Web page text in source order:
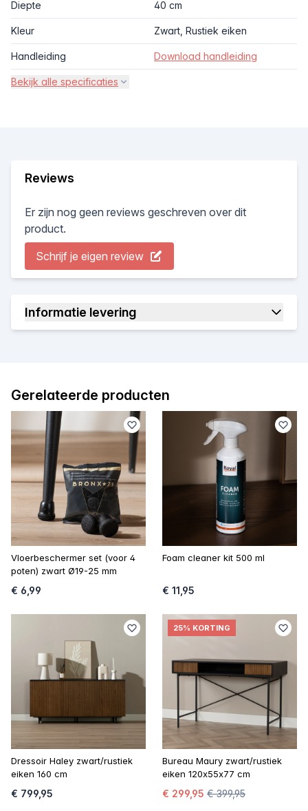
Diepte 40 cm
Kleur Zwart, Rustiek eiken
Handleiding Download handleiding
Bekijk alle specificaties
Reviews
Er zijn nog geen reviews geschreven over dit
product.
Schrijf je eigen review
Informatie levering
Gerelateerde producten
Vloerbeschermer set (voor 4
poten) zwart Ø19-25 mm
€ 6,99
Foam cleaner kit 500 ml
€ 11,95
Dressoir Haley zwart/rustiek
eiken 160 cm
€ 799,95
25% KORTING
Bureau Maury zwart/rustiek
eiken 120x55x77 cm
€ 299,95 € 399,95